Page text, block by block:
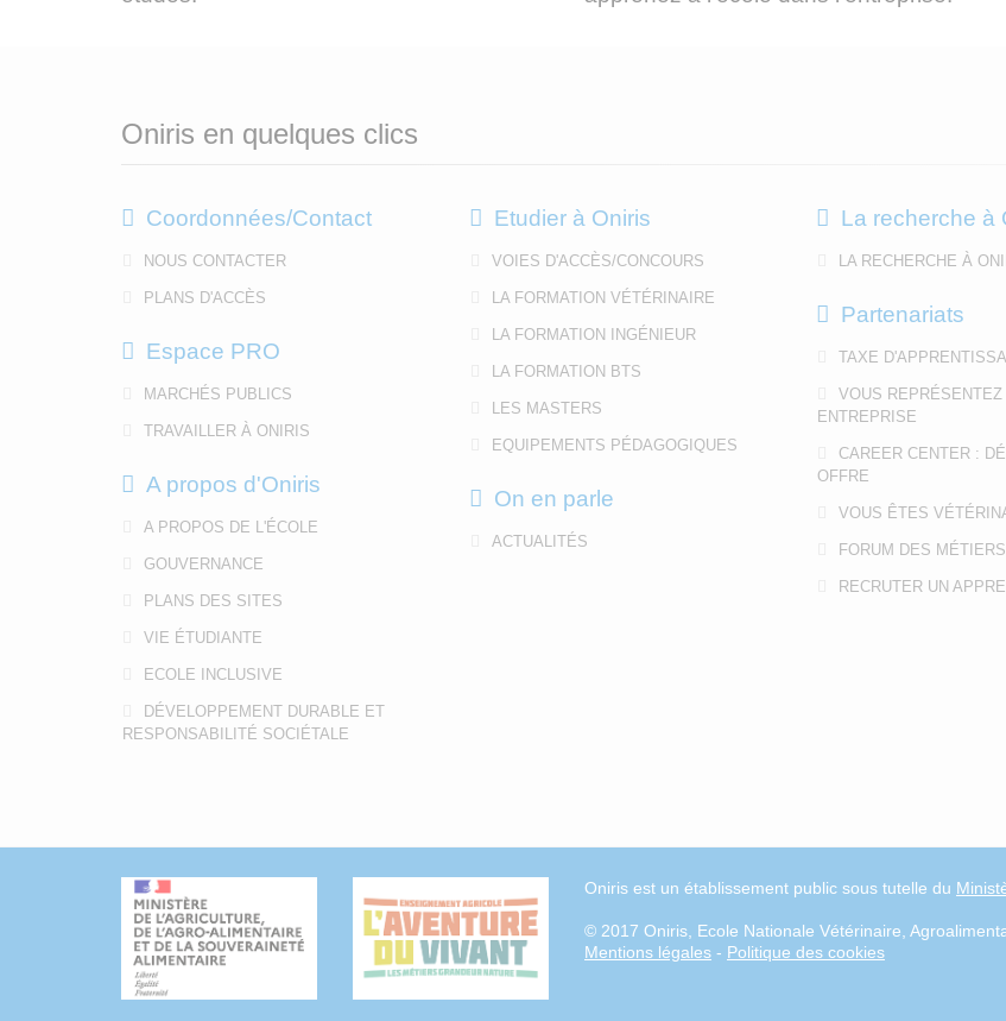
Oniris en quelques clics
Coordonnées/Contact
NOUS CONTACTER
PLANS D'ACCÈS
Espace PRO
MARCHÉS PUBLICS
TRAVAILLER À ONIRIS
A propos d'Oniris
A PROPOS DE L'ÉCOLE
GOUVERNANCE
PLANS DES SITES
VIE ÉTUDIANTE
ECOLE INCLUSIVE
DÉVELOPPEMENT DURABLE ET
RESPONSABILITÉ SOCIÉTALE
Etudier à Oniris
VOIES D'ACCÈS/CONCOURS
LA FORMATION VÉTÉRINAIRE
LA FORMATION INGÉNIEUR
LA FORMATION BTS
LES MASTERS
EQUIPEMENTS PÉDAGOGIQUES
On en parle
ACTUALITÉS
La recherche à
LA RECHERCHE À
Partenariats
TAXE
VOUS REPRÉSENTEZ
ENTREPRISE
CAREER CENTER :
OFFRE
VOUS ÊTES
FORUM DES MÉTIERS
RECRUTER UN
Oniris est un établissement public sous tutelle du
© 2017 Oniris, Ecole Nationale Vétérinaire,
Mentions légales - Politique des cookies